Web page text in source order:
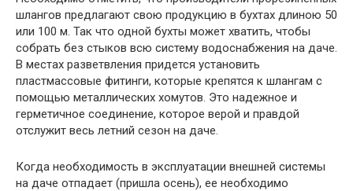
шлангов предлагают свою продукцию в бухтах длиною 50
или 100 м. Так что одной бухты может хватить, чтобы
собрать без стыков всю систему водоснабжения на даче.
В местах разветвления придется установить
пластмассовые фитинги, которые крепятся к шлангам с
помощью металлических хомутов. Это надежное и
герметичное соединение, которое верой и правдой
отслужит весь летний сезон на даче.
Когда необходимость в эксплуатации внешней системы
на даче отпадает (пришла осень), ее необходимо